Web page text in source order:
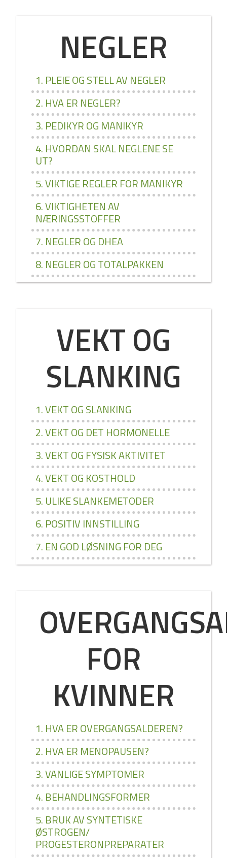
NEGLER
1. PLEIE OG STELL AV NEGLER
2. HVA ER NEGLER?
3. PEDIKYR OG MANIKYR
4. HVORDAN SKAL NEGLENE SE
UT?
5. VIKTIGE REGLER FOR MANIKYR
6. VIKTIGHETEN AV
NÆRINGSSTOFFER
7. NEGLER OG DHEA
8. NEGLER OG TOTALPAKKEN
VEKT OG
SLANKING
1. VEKT OG SLANKING
2. VEKT OG DET HORMONELLE
3. VEKT OG FYSISK AKTIVITET
4. VEKT OG KOSTHOLD
5. ULIKE SLANKEMETODER
6. POSITIV INNSTILLING
7. EN GOD LØSNING FOR DEG
FOR
KVINNER
1. HVA ER OVERGANGSALDEREN?
2. HVA ER MENOPAUSEN?
3. VANLIGE SYMPTOMER
4. BEHANDLINGSFORMER
5. BRUK AV SYNTETISKE
ØSTROGEN/
PROGESTERONPREPARATER